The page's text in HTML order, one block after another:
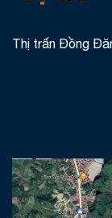
Thị trấn Đồng